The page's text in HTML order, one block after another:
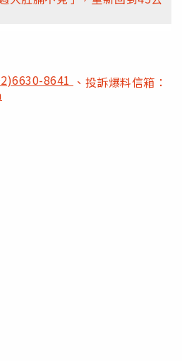
8641 、投訴爆料信箱：